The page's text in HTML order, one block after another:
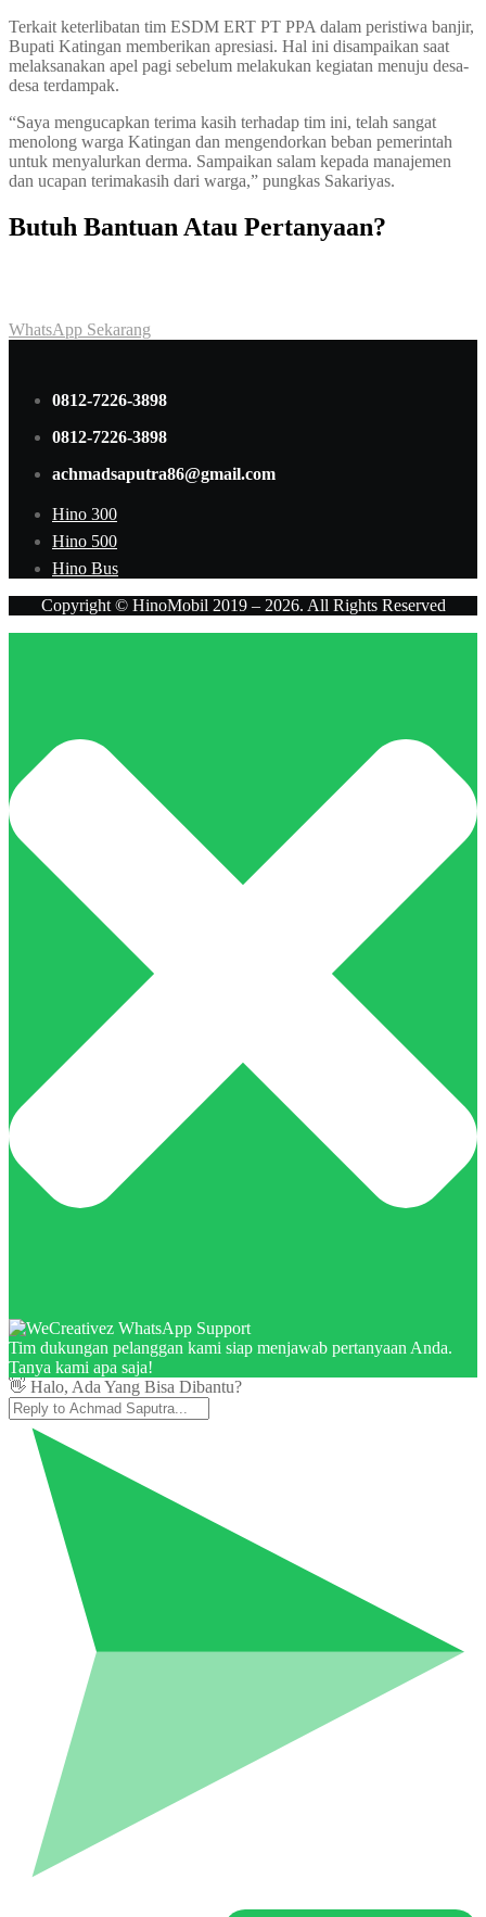
Terkait keterlibatan tim ESDM ERT PT PPA dalam peristiwa banjir,
Bupati Katingan memberikan apresiasi. Hal ini disampaikan saat
melaksanakan apel pagi sebelum melakukan kegiatan menuju desa-
desa terdampak.
“Saya mengucapkan terima kasih terhadap tim ini, telah sangat
menolong warga Katingan dan mengendorkan beban pemerintah
untuk menyalurkan derma. Sampaikan salam kepada manajemen
dan ucapan terimakasih dari warga,” pungkas Sakariyas.
Butuh Bantuan Atau Pertanyaan?
WhatsApp Sekarang
0812-7226-3898
0812-7226-3898
achmadsaputra86@gmail.com
Hino 300
Hino 500
Hino Bus
Copyright © HinoMobil 2019 – 2026. All Rights Reserved
Tim dukungan pelanggan kami siap menjawab pertanyaan Anda.
Tanya kami apa saja!
👋 Halo, Ada Yang Bisa Dibantu?